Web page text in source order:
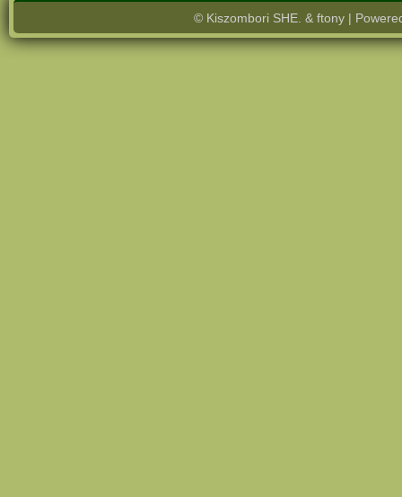
© Kiszombori SHE. & ftony |